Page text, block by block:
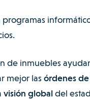
programas
de inmuebles
mejor lasórdenes
visión globaldel